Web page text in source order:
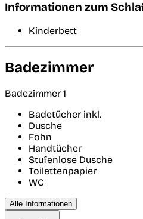
Informationen zum
Kinderbett
Badezimmer
Badezimmer 1
Badetücher inkl.
Dusche
Föhn
Handtücher
Stufenlose Dusche
Toilettenpapier
WC
Alle Informationen